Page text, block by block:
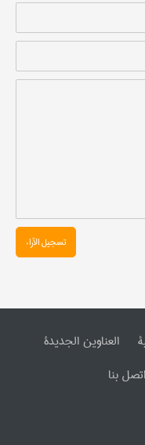
تسجیل الآراء
العناوین الجدیدة
اتصل بنا